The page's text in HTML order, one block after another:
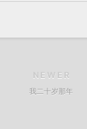
NEWER
我二十岁那年